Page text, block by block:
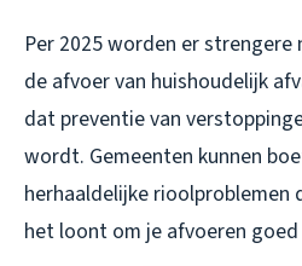
Per 2025 worden er
de afvoer van huishoudelijk
dat preventie van
wordt. Gemeenten kunnen
herhaaldelijke rioolproblemen
het loont om je afvoeren